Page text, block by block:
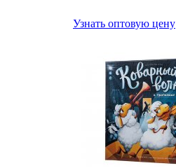
Узнать оптовую цену